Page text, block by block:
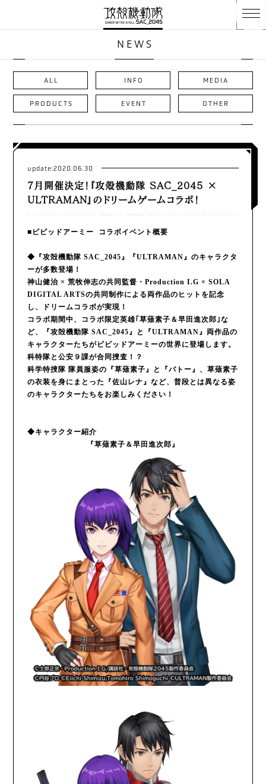
NEWS
ALL INFO MEDIA
PRODUCTS EVENT OTHER
update:2020.06.30
7月開催決定！『攻殻機動隊 SAC_2045 ×
ULTRAMAN』のドリームゲームコラボ！
■ビビッドアーミー コラボイベント概要
◆『攻殻機動隊 SAC_2045』『ULTRAMAN』のキャラクタ
ーが多数登場！
神山健治 × 荒牧伸志の共同監督・Production I.G × SOLA
DIGITAL ARTSの共同制作による両作品のヒットを記念
し、ドリームコラボが実現！
コラボ期間中、コラボ限定英雄｢草薙素子＆早田進次郎｣な
ど、『攻殻機動隊 SAC_2045』と『ULTRAMAN』両作品の
キャラクターたちがビビッドアーミーの世界に登場します。
科特隊と公安９課が合同捜査！？
科学特捜隊 隊員服姿の『草薙素子』と『バトー』、草薙素子
の衣装を身にまとった『佐山レナ』など、普段とは異なる姿
のキャラクターたちをお楽しみください！
◆キャラクター紹介
『草薙素子＆早田進次郎』